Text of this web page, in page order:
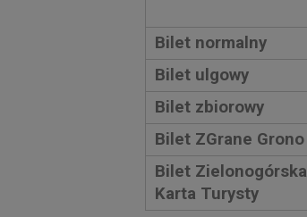
Bilet normalny
Bilet ulgowy
Bilet zbiorowy
Bilet ZGrane Grono
Bilet Zielonogórska
Karta Turysty